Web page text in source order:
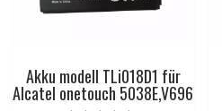
Akku modell TLi018D1 für
Alcatel onetouch 5038E,V696